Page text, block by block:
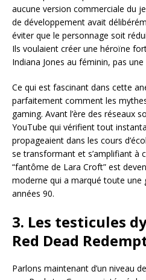
aucune version commerciale du
de développement avait
éviter que le personnage soit
Ils voulaient créer une héroïne
Indiana Jones au féminin, pas
Ce qui est fascinant dans cette
parfaitement comment les
gaming. Avant l’ère des réseaux
YouTube qui vérifient tout
propageaient dans les cours
se transformant et s’amplifiant à
“fantôme de Lara Croft” est
moderne qui a marqué toute une
années 90.
3. Les testicules
Red Dead
Parlons maintenant d’un niveau